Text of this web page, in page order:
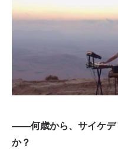
――何歳から、サイケデ
か？